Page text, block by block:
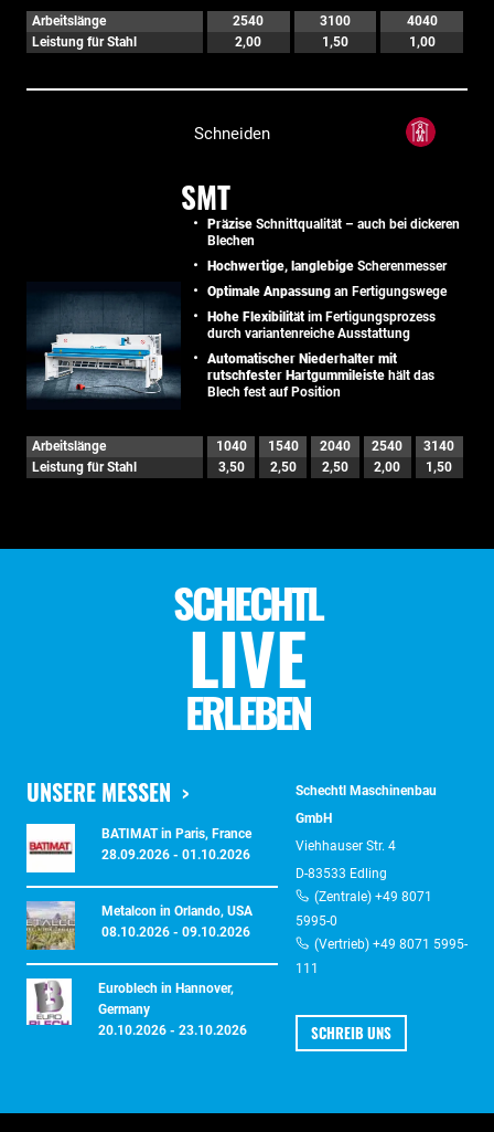
Arbeitslänge 2540 3100
4040
Leistung für Stahl
2,00 1,50 1,00
Schneiden
SMT
Präzise Schnittqualität – auch bei dickeren
Blechen
Hochwertige, langlebige Scherenmesser
Optimale Anpassung an Fertigungswege
Hohe Flexibilität im Fertigungsprozess
durch variantenreiche Ausstattung
Automatischer Niederhalter mit
rutschfester Hartgummileiste hält das
Blech fest auf Position
Arbeitslänge 1040 1540 2040 2540
3140
Leistung für Stahl
3,50 2,50 2,50 2,00 1,50
SCHECHTL
LIVE
ERLEBEN
UNSERE MESSEN
BATIMAT in Paris, France
28.09.2026 - 01.10.2026
Metalcon in Orlando, USA
08.10.2026 - 09.10.2026
Euroblech in Hannover,
Germany
20.10.2026 - 23.10.2026
Schechtl Maschinenbau
GmbH
Viehhauser Str. 4
D-83533 Edling
(Zentrale) +49 8071
5995-0
(Vertrieb) +49 8071 5995-
111
SCHREIB UNS